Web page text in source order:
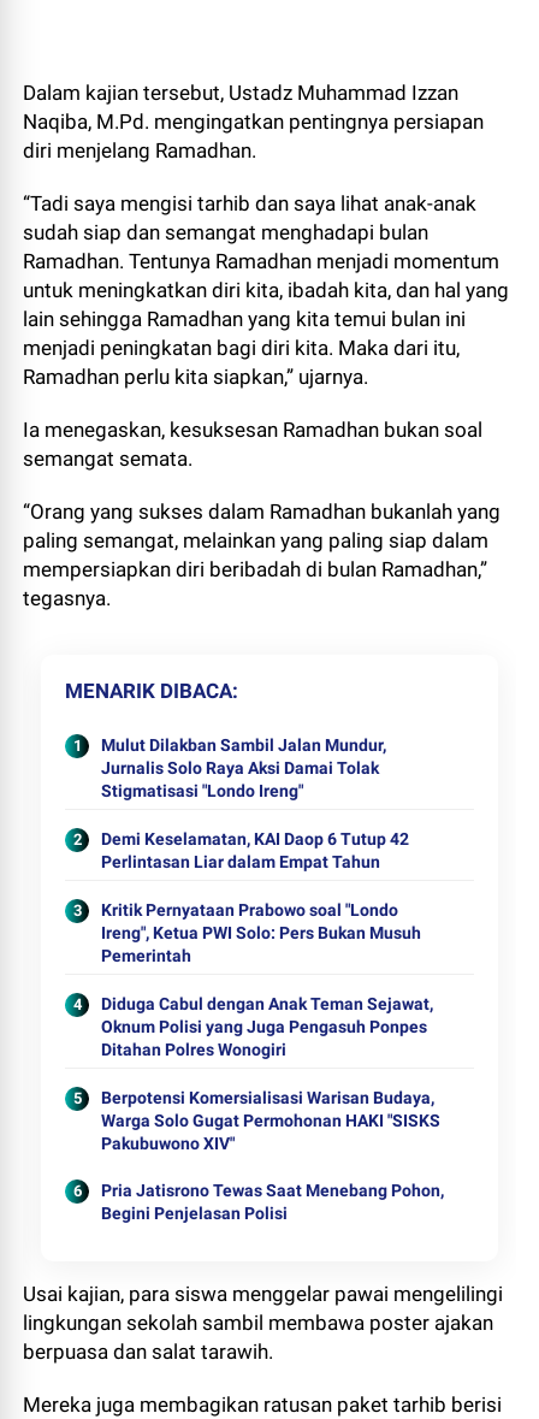
Dalam kajian tersebut, Ustadz Muhammad Izzan
Naqiba, M.Pd. mengingatkan pentingnya persiapan
diri menjelang Ramadhan.
“Tadi saya mengisi tarhib dan saya lihat anak-anak
sudah siap dan semangat menghadapi bulan
Ramadhan. Tentunya Ramadhan menjadi momentum
untuk meningkatkan diri kita, ibadah kita, dan hal yang
lain sehingga Ramadhan yang kita temui bulan ini
menjadi peningkatan bagi diri kita. Maka dari itu,
Ramadhan perlu kita siapkan,” ujarnya.
Ia menegaskan, kesuksesan Ramadhan bukan soal
semangat semata.
“Orang yang sukses dalam Ramadhan bukanlah yang
paling semangat, melainkan yang paling siap dalam
mempersiapkan diri beribadah di bulan Ramadhan,”
tegasnya.
MENARIK DIBACA
Mulut Dilakban Sambil Jalan Mundur,
Jurnalis Solo Raya Aksi Damai Tolak
Stigmatisasi "Londo Ireng"
Demi Keselamatan, KAI Daop 6 Tutup 42
Perlintasan Liar dalam Empat Tahun
Kritik Pernyataan Prabowo soal "Londo
Ireng", Ketua PWI Solo: Pers Bukan Musuh
Pemerintah
Diduga Cabul dengan Anak Teman Sejawat,
Oknum Polisi yang Juga Pengasuh Ponpes
Ditahan Polres Wonogiri
Berpotensi Komersialisasi Warisan Budaya,
Warga Solo Gugat Permohonan HAKI "SISKS
Pakubuwono XIV"
Pria Jatisrono Tewas Saat Menebang Pohon,
Begini Penjelasan Polisi
Usai kajian, para siswa menggelar pawai mengelilingi
lingkungan sekolah sambil membawa poster ajakan
berpuasa dan salat tarawih.
Mereka juga membagikan ratusan paket tarhib berisi